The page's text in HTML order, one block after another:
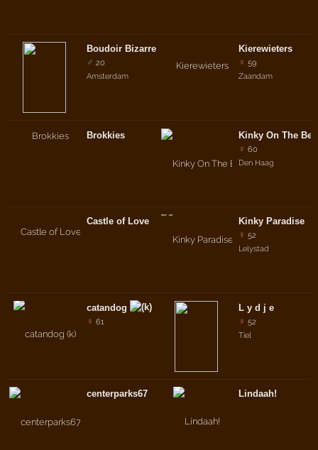
Boudoir Bizarre
♂ 20
Amsterdam
Brokkies
Castle of Love
catandog
♀ 61
centerparks67
Kierewieters
♀ 59
Zaandam
Kinky On The
♀ 60
Den Haag
Kinky Paradise
♀ 52
Lelystad
L y d j e
♀ 52
Tiel
Lindaah!